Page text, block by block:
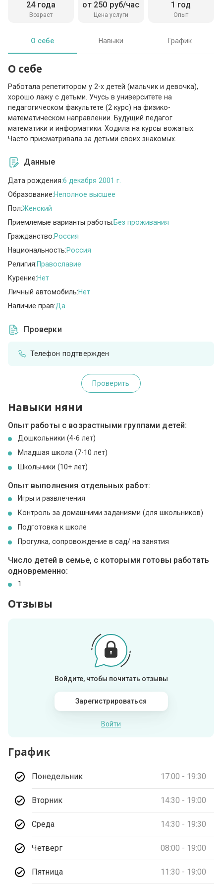
Возраст
24 года
Цена услуги
от 250 руб/час
Опыт
1 год
О себе Навыки График
О себе
Работала репетитором у 2-х детей (мальчик и девочка),
хорошо лажу с детьми. Учусь в университете на
педагогическом факультете (2 курс) на физико-
математическом направлении. Будущий педагог
математики и информатики. Ходила на курсы вожатых.
Часто присматривала за детьми своих знакомых.
Данные
Дата рождения:6 декабря 2001 г.
Образование:Неполное высшее
Пол:Женский
Приемлемые варианты работы:Без проживания
Гражданство:Россия
Национальность:Россия
Религия:Православие
Курение:Нет
Личный автомобиль:Нет
Наличие прав:Да
Проверки
Телефон подтвержден
Проверить
Навыки няни
Опыт работы с возрастными группами детей:
Дошкольники (4-6 лет)
Младшая школа (7-10 лет)
Школьники (10+ лет)
Опыт выполнения отдельных работ:
Игры и развлечения
Контроль за домашними заданиями (для школьников)
Подготовка к школе
Прогулка, сопровождение в сад/ на занятия
Число детей в семье, с которыми готовы работать
одновременно:
1
Отзывы
Войдите, чтобы почитать отзывы
Зарегистрироваться
Войти
График
Понедельник 17:00 - 19:30
Вторник 14:30 - 19:00
Среда 14:30 - 19:30
Четверг 08:00 - 19:00
Пятница 11:30 - 19:00